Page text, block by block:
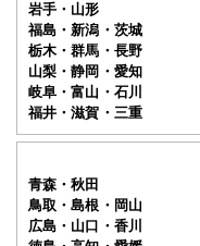
入稿・校了から3日後発送
激安便
岩手・山形
福島・新潟・茨城
栃木・群馬・長野
山梨・静岡・愛知
岐阜・富山・石川
福井・滋賀・三重
青森・秋田
鳥取・島根・岡山
広島・山口・香川